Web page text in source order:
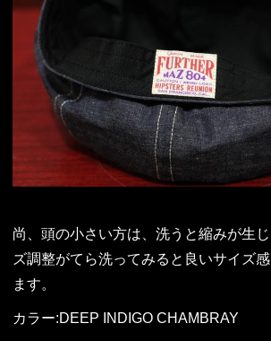
尚、頭の小さい方は、洗うと縮みが生
ズ調整がてら洗ってみると良いサイズ
ます。
カラー:DEEP INDIGO CHAMBRAY